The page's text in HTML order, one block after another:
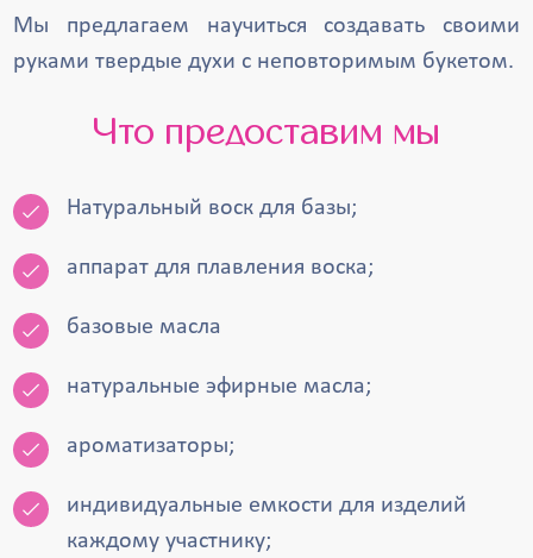
Мы предлагаем научиться создавать своими
руками твердые духи с неповторимым букетом.
Что предоставим мы
Натуральный воск для базы;
аппарат для плавления воска;
базовые масла
натуральные эфирные масла;
ароматизаторы;
индивидуальные емкости для изделий
каждому участнику;